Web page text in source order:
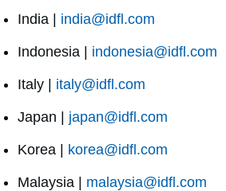
India | india@idfl.com
Indonesia | indonesia@idfl.com
Italy | italy@idfl.com
Japan | japan@idfl.com
Korea | korea@idfl.com
Malaysia | malaysia@idfl.com